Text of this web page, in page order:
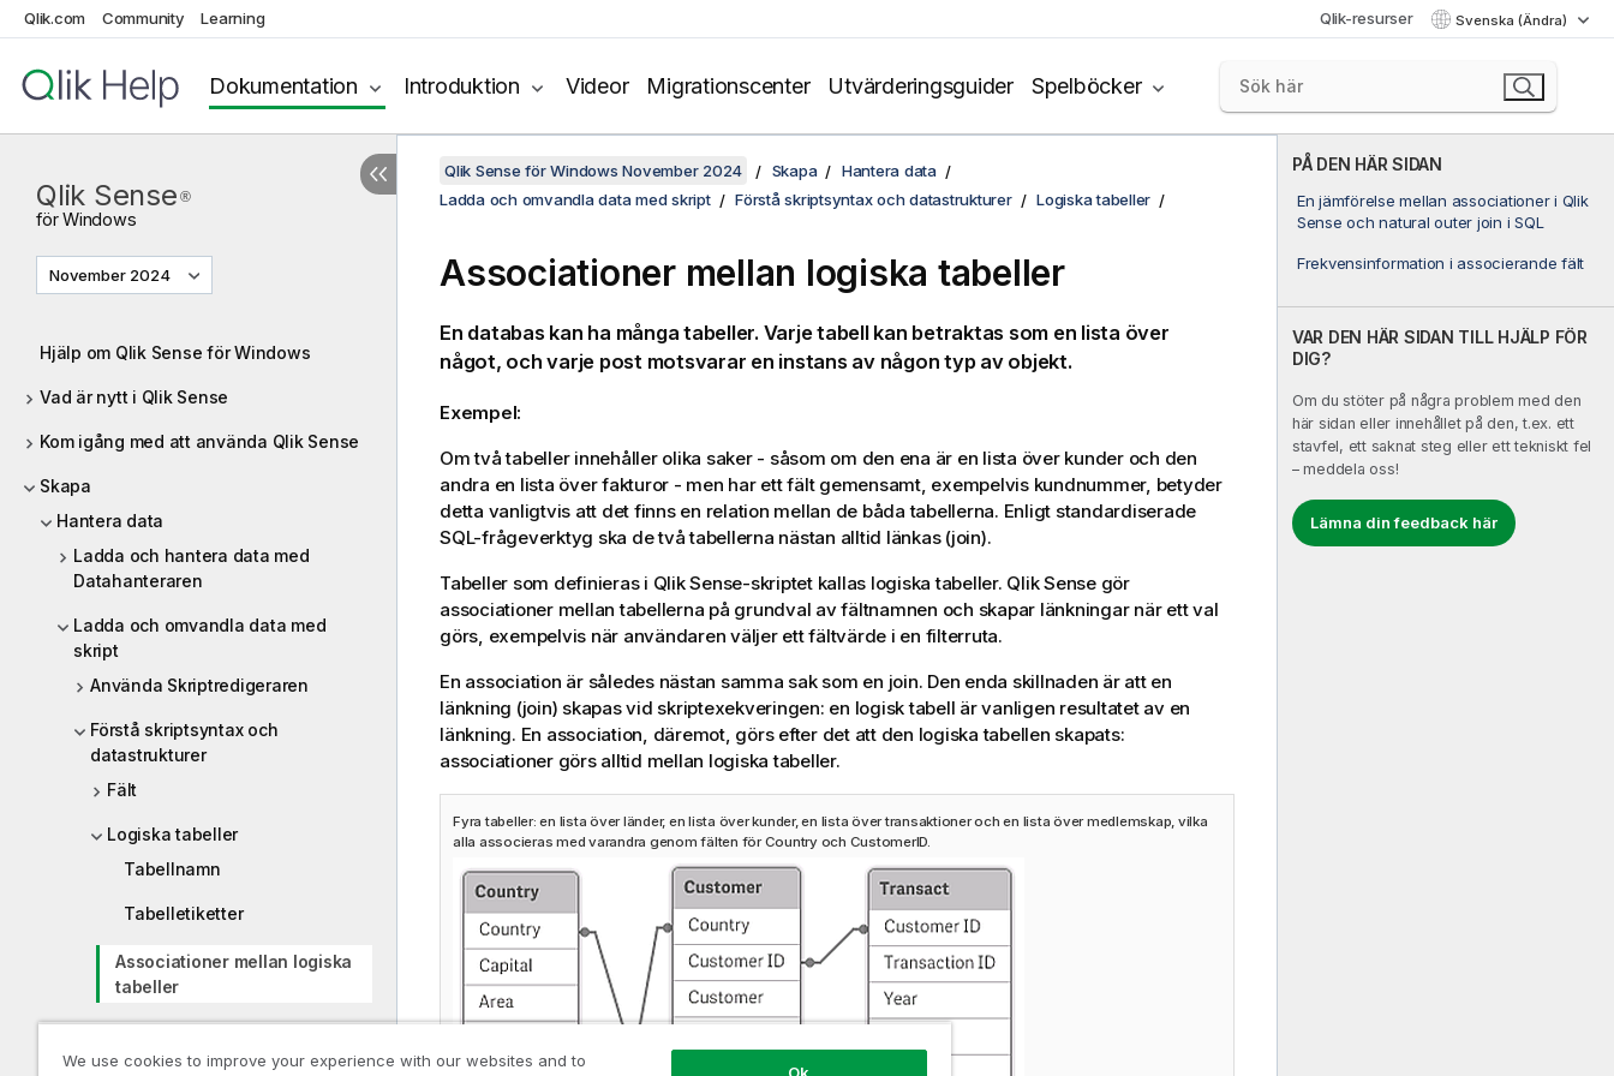
Qlik.com Community Learning Qlik-resurser Svenska (Ändra)
Dokumentation Introduktion Videor Migrationscenter Utvärderingsguider Spelböcker
Qlik Sense ®
förWindows
November 2024
Hjälp om Qlik Sense för Windows
Vad är nytt i Qlik Sense
Kom igång med att använda Qlik Sense
Skapa
Hantera data
Ladda och hantera data med
Datahanteraren
Ladda och omvandla data med
skript
Använda Skriptredigeraren
Förstå skriptsyntax och
datastrukturer
Fält
Logiska tabeller
Tabellnamn
Tabelletiketter
Associationer mellan logiska
tabeller
PÅ DEN HÄR SIDAN
En jämförelse mellan associationer i Qlik
Sense och natural outer join i SQL
Frekvensinformation i associerande fält
VAR DEN HÄR SIDAN TILL HJÄLP FÖR
DIG?
Om du stöter på några problem med den
här sidan eller innehållet på den, t.ex. ett
stavfel, ett saknat steg eller ett tekniskt fel
– meddela oss!
Lämna din feedback här
Qlik Sense för Windows November 2024 Skapa
Hantera data
Ladda och omvandla data med skript
Förstå skriptsyntax och datastrukturer Logiska tabeller
Associationer mellan logiska tabeller
En databas kan ha många tabeller. Varje tabell kan betraktas som en lista över
något, och varje post motsvarar en instans av någon typ av objekt.
Exempel:
Om två tabeller innehåller olika saker - såsom om den ena är en lista över kunder och den
andra en lista över fakturor - men har ett fält gemensamt, exempelvis kundnummer, betyder
detta vanligtvis att det finns en relation mellan de båda tabellerna. Enligt standardiserade
SQL-frågeverktyg ska de två tabellerna nästan alltid länkas (join).
Tabeller som definieras i Qlik Sense-skriptet kallas logiska tabeller. Qlik Sensegör
associationer mellan tabellerna på grundval av fältnamnen och skapar länkningar när ett val
görs, exempelvis när användaren väljer ett fältvärde i en filterruta.
En association är således nästan samma sak som en join. Den enda skillnaden är att en
länkning (join) skapas vid skriptexekveringen: en logisk tabell är vanligen resultatet av en
länkning. En association, däremot, görs efter det att den logiska tabellen skapats:
associationer görs alltid mellan logiska tabeller.
Fyra tabeller: en lista över länder, en lista över kunder, en lista över transaktioner och en lista över medlemskap, vilka
alla associeras med varandra genom fälten förCountryoch CustomerID.
We use cookies to improve your experience with our websites and to